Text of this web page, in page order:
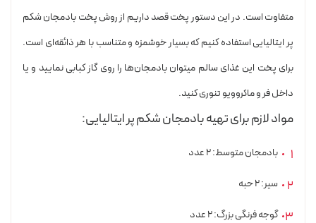
متفاوت است. در این دستور پخت قصد داریم از روش پخت بادمجان شکم
پر ایتالیایی استفاده کنیم که بسیار خوشمزه و متناسب با هر ذائقه‌ای است.
برای پخت این غذای سالم میتوان بادمجان‌ها را روی گاز کبابی نمایید و یا
داخل فر و ماکروویو تنوری کنید.
مواد لازم برای تهیه بادمجان شکم‌ پر ایتالیایی:
بادمجان متوسط: ۲ عدد
سیر: ۲ حبه
گوجه فرنگی بزرگ: ۲ عدد